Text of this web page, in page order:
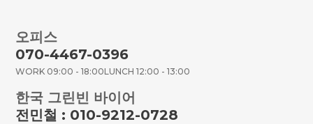
오피스
070-4467-0396
WORK 09:00 - 18:00LUNCH 12:00 - 13:00
한국 그린빈 바이어
전민철 : 010-9212-0728